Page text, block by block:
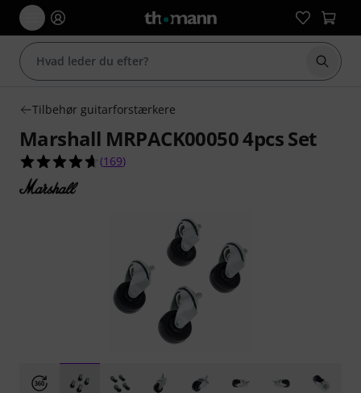
Start
Tilbehør guitarforstærkere
Marshall MRPACK00050 4pcs Set
4.7 ud af 5 stjerner fra 169 kundebedømmelser
(169)